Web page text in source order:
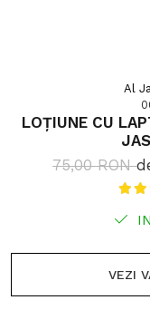
Al
LOȚIUNE CU
75,00 RON
VEZI